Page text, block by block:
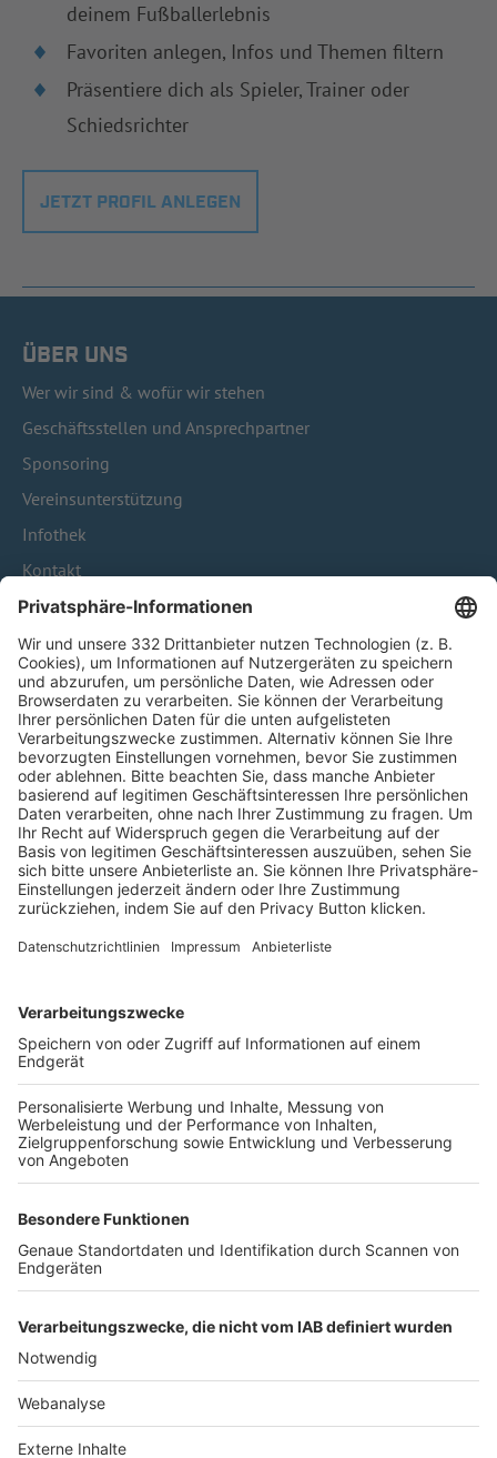
deinem Fußballerlebnis
Favoriten anlegen, Infos und Themen filtern
Präsentiere dich als Spieler, Trainer oder
Schiedsrichter
JETZT PROFIL ANLEGEN
ÜBER UNS
Wer wir sind & wofür wir stehen
Geschäftsstellen und Ansprechpartner
Sponsoring
Vereinsunterstützung
Infothek
Kontakt
HÄUFIG BESUCHTE SEITEN
Pässe und Vereinswechsel
Trainerausbildung
Schulungsangebot Vereinsmitarbeiter
BFV-Geschäftsstellen
Trainerbörse
Login SpielPlus
FOLGE DEM BFV
TOP-VEREINE
TOP-PARTNER
Nutzungsbedingungen Datenschutz Impressum